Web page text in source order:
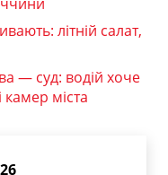
літній салат,
— суд: водій хоче
міста